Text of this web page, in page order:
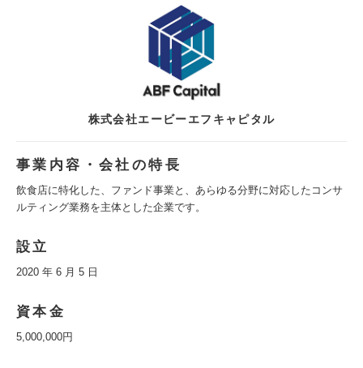
株式会社エービーエフキャピタル
事業内容・会社の特長
飲食店に特化した、ファンド事業と、あらゆる分野に対応したコンサ
ルティング業務を主体とした企業です。
設立
2020 年 6 月 5 日
資本金
5,000,000円